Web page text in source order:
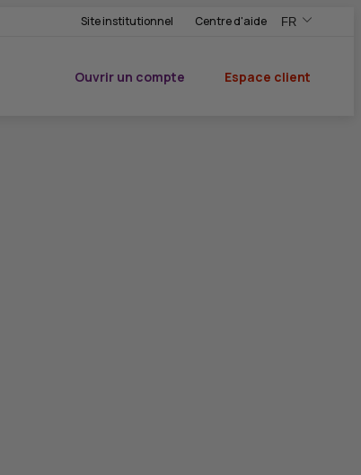
Site institutionnel Centre d'aide FR
,Version
,Changer de
Ouvrir un compte
Espace client